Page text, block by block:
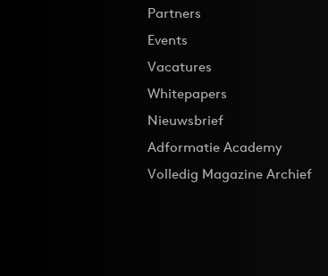
Partners
Events
Vacatures
Whitepapers
Nieuwsbrief
Adformatie Academy
Volledig Magazine Archief